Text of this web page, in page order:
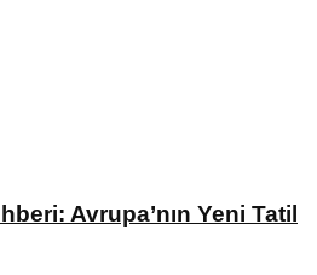
Avrupa’nın Yeni Tatil